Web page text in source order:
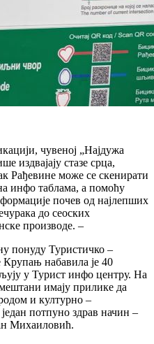
чувеној „Најдужа
издвајају стазе срца,
Рађевине може се скенирати
инфо таблама, а помоћу
почев од најлепших
до сеоских
производе. –
понуду Туристичко –
Крупањ набавила је 40
у Турист инфо центру. На
имају прилике да
и културно –
потпуно здрав начин –
Михаиловић.